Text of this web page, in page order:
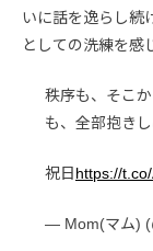
いに話を逸らし続
としての洗練を感
秩序も、そこ
も、全部抱き
祝日 https://
— Mom(マム)